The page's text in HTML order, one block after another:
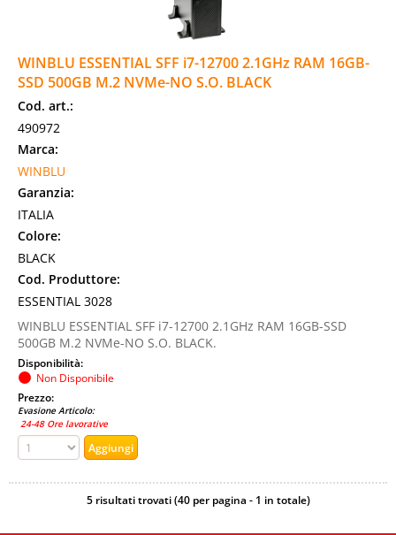
WINBLU ESSENTIAL SFF i7-12700 2.1GHz RAM 16GB-
SSD 500GB M.2 NVMe-NO S.O. BLACK
Cod. art.:
490972
Marca:
WINBLU
Garanzia:
ITALIA
Colore:
BLACK
Cod. Produttore:
ESSENTIAL 3028
WINBLU ESSENTIAL SFF i7-12700 2.1GHz RAM 16GB-SSD
500GB M.2 NVMe-NO S.O. BLACK.
Disponibilità:
Non Disponibile
Prezzo:
Evasione Articolo:
24-48 Ore lavorative
5 risultati trovati (40 per pagina - 1 in totale)